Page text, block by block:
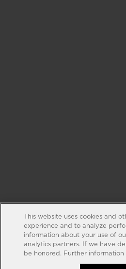
This website uses cookies and
experience and to analyze
information about your use of
analytics partners. If we have
be honored. Further information